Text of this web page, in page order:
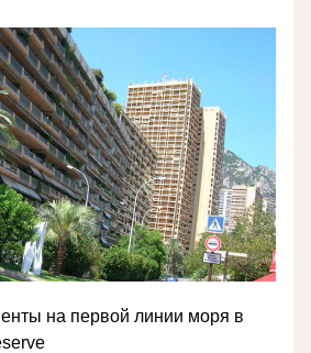
на первой линии моря в